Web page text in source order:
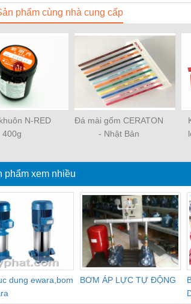
phẩm cùng nhà cung cấp
N-RED
400g
Đá mài gốm CERATON
- Nhật Bản
phẩm xem nhiều
dung ewara,bom
BƠM ÁP LỰC TỰ ĐỘNG